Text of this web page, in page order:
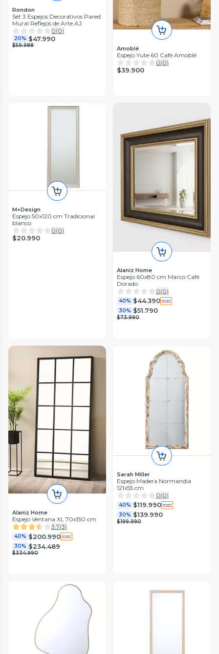
Rondon
Set 3 Espejos Decorativos Pared
Mural Reflejos de Arte AJ
0(0)
20% $47.990
$59.988 Amoblé
Espejo Yute 60 Café Amoblé
0(0)
$39.900
M+Design
Espejo 50x120 cm Tradicional
blanco
0(0)
$20.990
Alaniz Home
Espejo 60x80 cm Marco Café
Dorado
0(0)
40% $44.390
30% $51.790
$73.990
Alaniz Home
Espejo Ventana XL 70x150 cm
3.7(3)
40% $200.990
30% $234.489
$334.990
Sarah Miller
Espejo Madera Normandia
121x55 cm
0(0)
40% $119.990
30% $139.990
$199.990